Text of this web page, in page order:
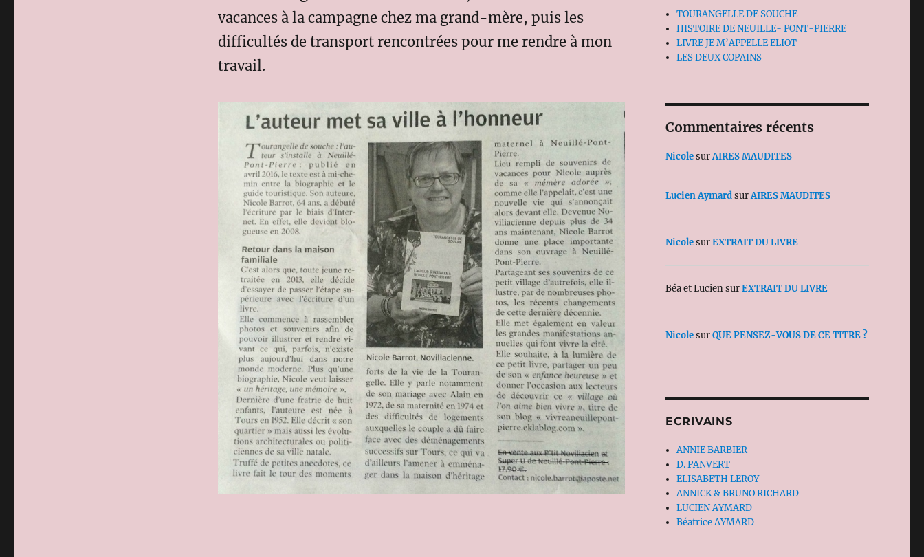
vacances à la campagne chez ma grand-mère, puis les
difficultés de transport rencontrées pour me rendre à mon
travail.
TOURANGELLE DE SOUCHE
HISTOIRE DE NEUILLE- PONT-PIERRE
LIVRE JE M’APPELLE ELIOT
LES DEUX COPAINS
Commentaires récents
NicolesurAIRES MAUDITES
Lucien AymardsurAIRES MAUDITES
NicolesurEXTRAIT DU LIVRE
Béa et LuciensurEXTRAIT DU LIVRE
NicolesurQUE PENSEZ-VOUS DE CE TITRE ?
ECRIVAINS
ANNIE BARBIER
D. PANVERT
ELISABETH LEROY
ANNICK & BRUNO RICHARD
LUCIEN AYMARD
Béatrice AYMARD